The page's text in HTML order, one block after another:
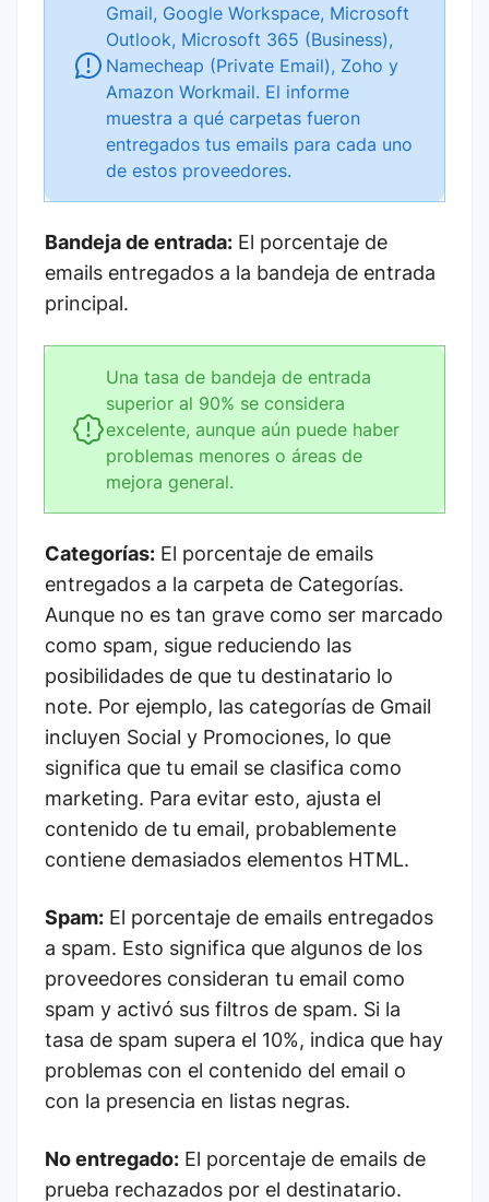
Gmail, Google Workspace, Microsoft
Outlook, Microsoft 365 (Business),
Namecheap (Private Email), Zoho y
Amazon Workmail. El informe
muestra a qué carpetas fueron
entregados tus emails para cada uno
de estos proveedores.
Bandeja de entrada: El porcentaje de
emails entregados a la bandeja de entrada
principal.
Una tasa de bandeja de entrada
superior al 90% se considera
excelente, aunque aún puede haber
problemas menores o áreas de
mejora general.
Categorías: El porcentaje de emails
entregados a la carpeta de Categorías.
Aunque no es tan grave como ser marcado
como spam, sigue reduciendo las
posibilidades de que tu destinatario lo
note. Por ejemplo, las categorías de Gmail
incluyen Social y Promociones, lo que
significa que tu email se clasifica como
marketing. Para evitar esto, ajusta el
contenido de tu email, probablemente
contiene demasiados elementos HTML.
Spam: El porcentaje de emails entregados
a spam. Esto significa que algunos de los
proveedores consideran tu email como
spam y activó sus filtros de spam. Si la
tasa de spam supera el 10%, indica que hay
problemas con el contenido del email o
con la presencia en listas negras.
No entregado: El porcentaje de emails de
prueba rechazados por el destinatario.